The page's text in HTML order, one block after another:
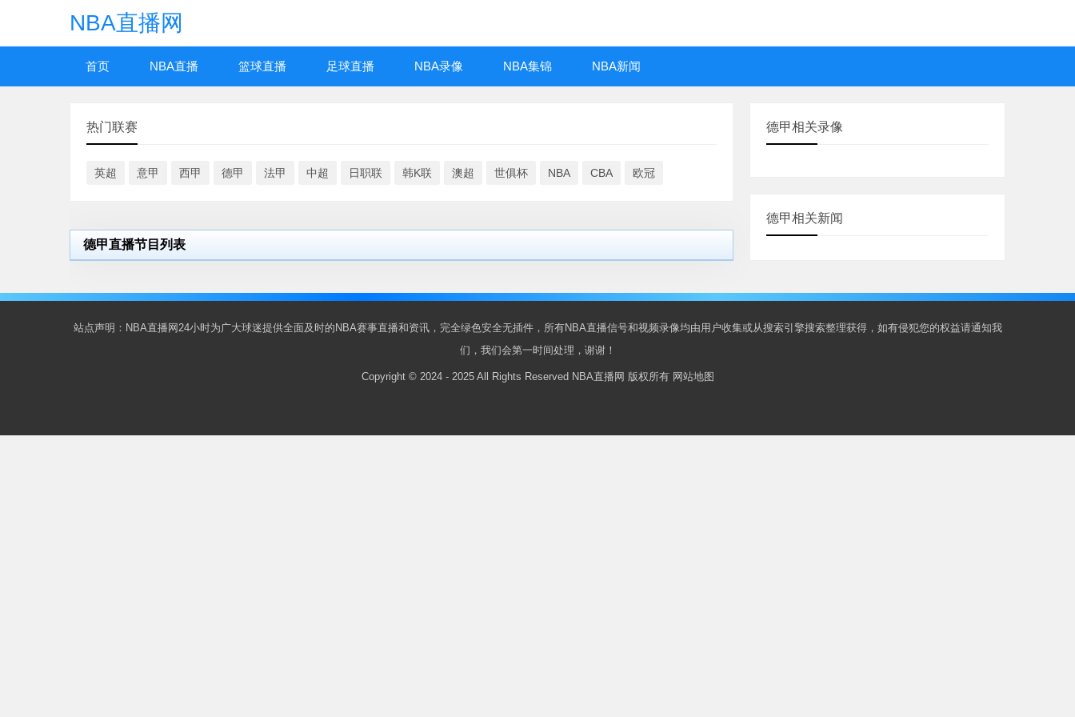
NBA直播网
首页 NBA直播 篮球直播 足球直播 NBA录像 NBA集锦 NBA新闻
热门联赛
英超 意甲 西甲 德甲 法甲 中超 日职联 韩K联 澳超 世俱杯 NBA CBA 欧冠
德甲直播节目列表
德甲相关录像
德甲相关新闻
站点声明：NBA直播网24小时为广大球迷提供全面及时的NBA赛事直播和资讯，完全绿色安全无插件，所有NBA直播信号和视频录像均由用户收集或从搜索引擎搜索整理获得，如有侵犯您的权益请通知我
们，我们会第一时间处理，谢谢！
Copyright © 2024 - 2025 All Rights Reserved NBA直播网 版权所有 网站地图